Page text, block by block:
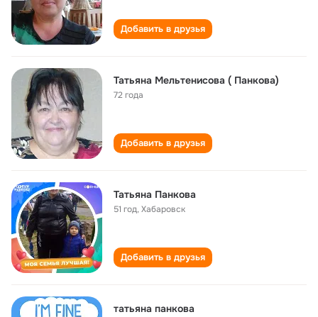
Добавить в друзья
Татьяна Мельтенисова ( Панкова)
72 года
Добавить в друзья
Татьяна Панкова
51 год,Хабаровск
Добавить в друзья
татьяна панкова